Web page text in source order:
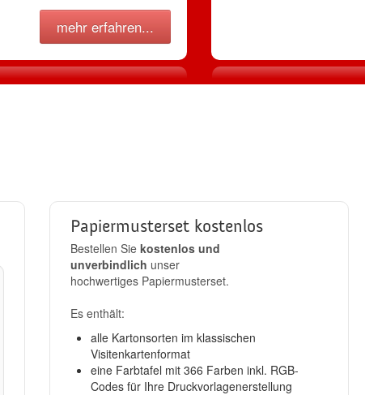
mehr erfahren...
Papiermusterset kostenlos
Bestellen Sie kostenlos und
unverbindlich unser
hochwertiges Papiermusterset.
Es enthält:
alle Kartonsorten im klassischen
Visitenkartenformat
eine Farbtafel mit 366 Farben inkl. RGB-
Codes für Ihre Druckvorlagenerstellung